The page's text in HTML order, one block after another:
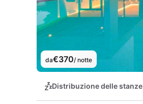
da€370/ notte
Distribuzione delle stanze